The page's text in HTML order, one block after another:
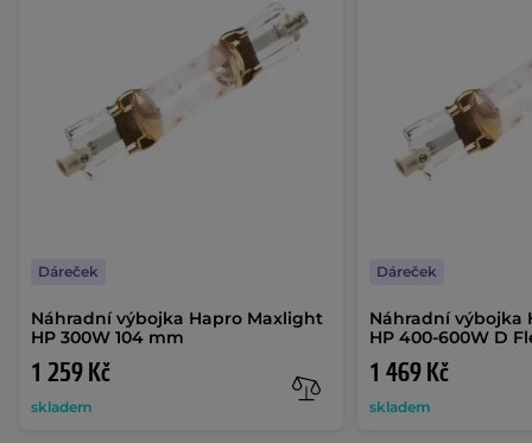
Náhradní výbojka Hapro Maxlight
HP 300W 104 mm
1 259 Kč
skladem
Dáreček
Náhradní výbojka
HP 400-600W D
1 469 Kč
skladem
Dáreček